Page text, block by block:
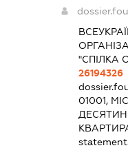
"СПІЛКА
26194326
01001,